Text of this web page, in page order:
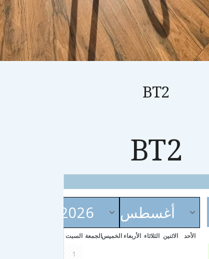
BT2
BT2
الأحد الاثنين الثلاثاء الأربعاء الخميسالجمعة السبت
1